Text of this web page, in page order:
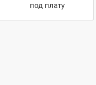
под плату